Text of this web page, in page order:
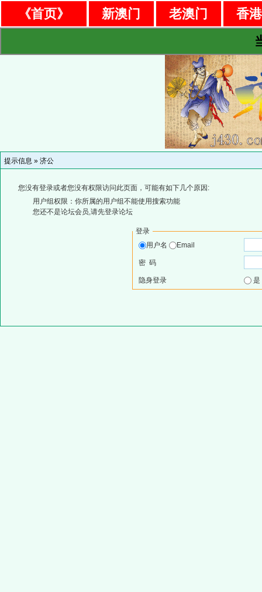
《首页》 新澳门 老澳门
香
提示信息 » 济公
您没有登录或者您没有权限访问此页面，可能有如下几个原因:
用户组权限：你所属的用户组不能使用搜索功能
您还不是论坛会员,请先登录论坛
登录
用户名
Email
密 码
隐身登录